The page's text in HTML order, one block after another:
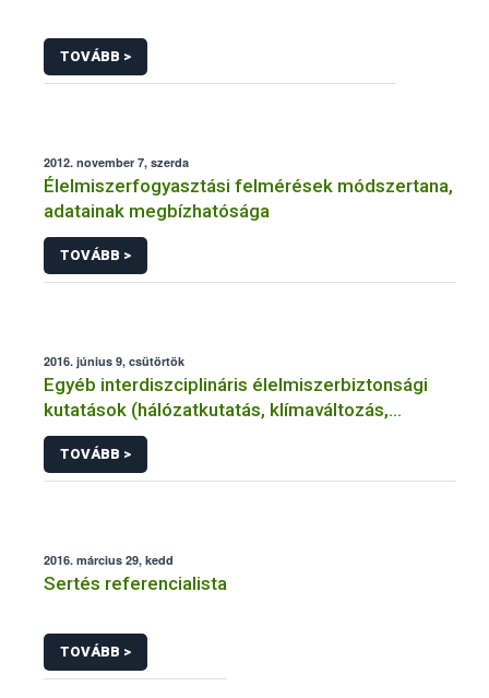
TOVÁBB >
2012. november 7, szerda
Élelmiszerfogyasztási felmérések módszertana,
adatainak megbízhatósága
TOVÁBB >
2016. június 9, csütörtök
Egyéb interdiszciplináris élelmiszerbiztonsági
kutatások (hálózatkutatás, klímaváltozás,
járványtan) referencialistája
TOVÁBB >
2016. március 29, kedd
Sertés referencialista
TOVÁBB >